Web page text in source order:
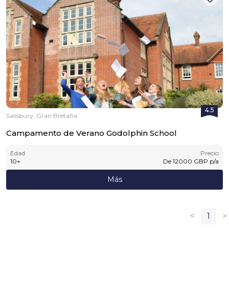
4.5
Salisbury, Gran Bretaña
Campamento de Verano Godolphin School
Edad
10+
Precio
De 12000 GBP p/a
Más
< 1 >